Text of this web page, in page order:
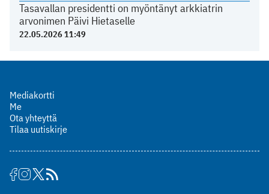
Tasavallan presidentti on myöntänyt arkkiatrin
arvonimen Päivi Hietaselle
22.05.2026 11:49
Mediakortti
Me
Ota yhteyttä
Tilaa uutiskirje